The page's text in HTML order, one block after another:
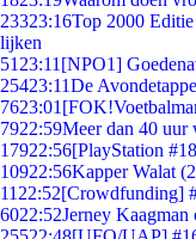
23323:16Top 2000
lijken
51 23:11 [NPO1]
25423:11De
7623:01
7922:59Meer dan 40 uur
17922:56[PlayStation
10922:56Kapper Walat
11 22:52[Crowdfunding]
6022:52Jerney Kaagman